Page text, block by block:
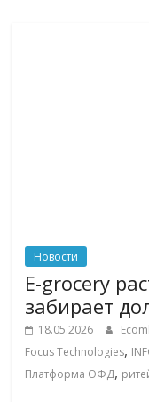
Новости
E-grocery
забирает
18.05.2026
Focus Technologies,
Платформа ОФД,